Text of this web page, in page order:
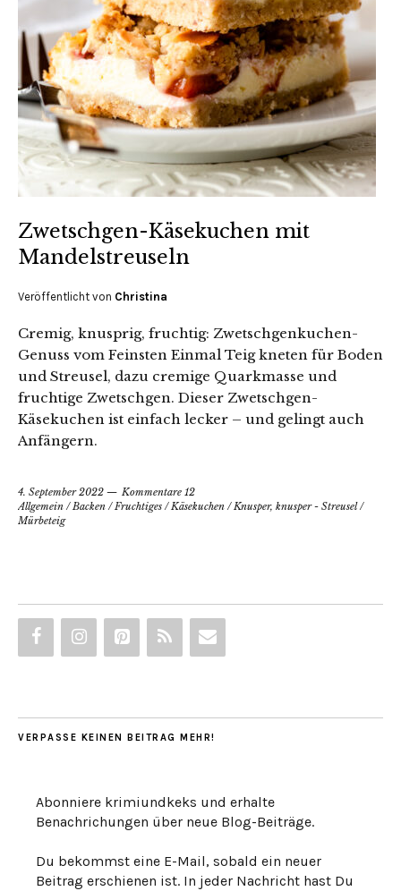
Zwetschgen-Käsekuchen mit
Mandelstreuseln
Veröffentlicht von Christina
Cremig, knusprig, fruchtig: Zwetschgenkuchen-
Genuss vom Feinsten Einmal Teig kneten für Boden
und Streusel, dazu cremige Quarkmasse und
fruchtige Zwetschgen. Dieser Zwetschgen-
Käsekuchen ist einfach lecker – und gelingt auch
Anfängern.
4. September 2022
Kommentare 12
Allgemein /Backen /Fruchtiges /Käsekuchen /Knusper, knusper - Streusel/
Mürbeteig
VERPASSE KEINEN BEITRAG MEHR!
Abonniere krimiundkeks und erhalte
Benachrichungen über neue Blog-Beiträge.
Du bekommst eine E-Mail, sobald ein neuer
Beitrag erschienen ist. In jeder Nachricht hast Du